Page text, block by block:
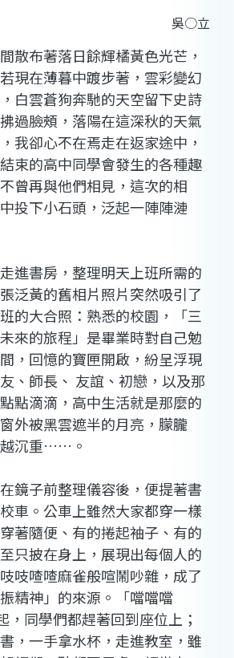
吳○立
布著落日餘輝橘黃色光芒，
現在薄暮中踱步著，雲彩變幻
白雲蒼狗奔馳的天空留下史詩
過臉頰，落陽在這深秋的天氣
我卻心不在焉走在返家途中，
束的高中同學會發生的各種趣
曾再與他們相見，這次的相
投下小石頭，泛起一陣陣漣
書房，整理明天上班所需的
泛黃的舊相片照片突然吸引了
的大合照：熟悉的校園，「三
來的旅程」是畢業時對自己勉
，回憶的寶匣開啟，紛呈浮現
、師長、 友誼、初戀，以及那
點滴滴，高中生活就是那麼的
外被黑雲遮半的月亮，朦朧
沉重……。
子前整理儀容後，便提著書
車。公車上雖然大家都穿一樣
著隨便、有的捲起袖子、有的
只披在身上，展現出每個人的
吱喳喳麻雀般喧鬧吵雜，成了
精神」的來源。「噹噹噹
，同學們都趕著回到座位上；
，一手拿水杯，走進教室，雖